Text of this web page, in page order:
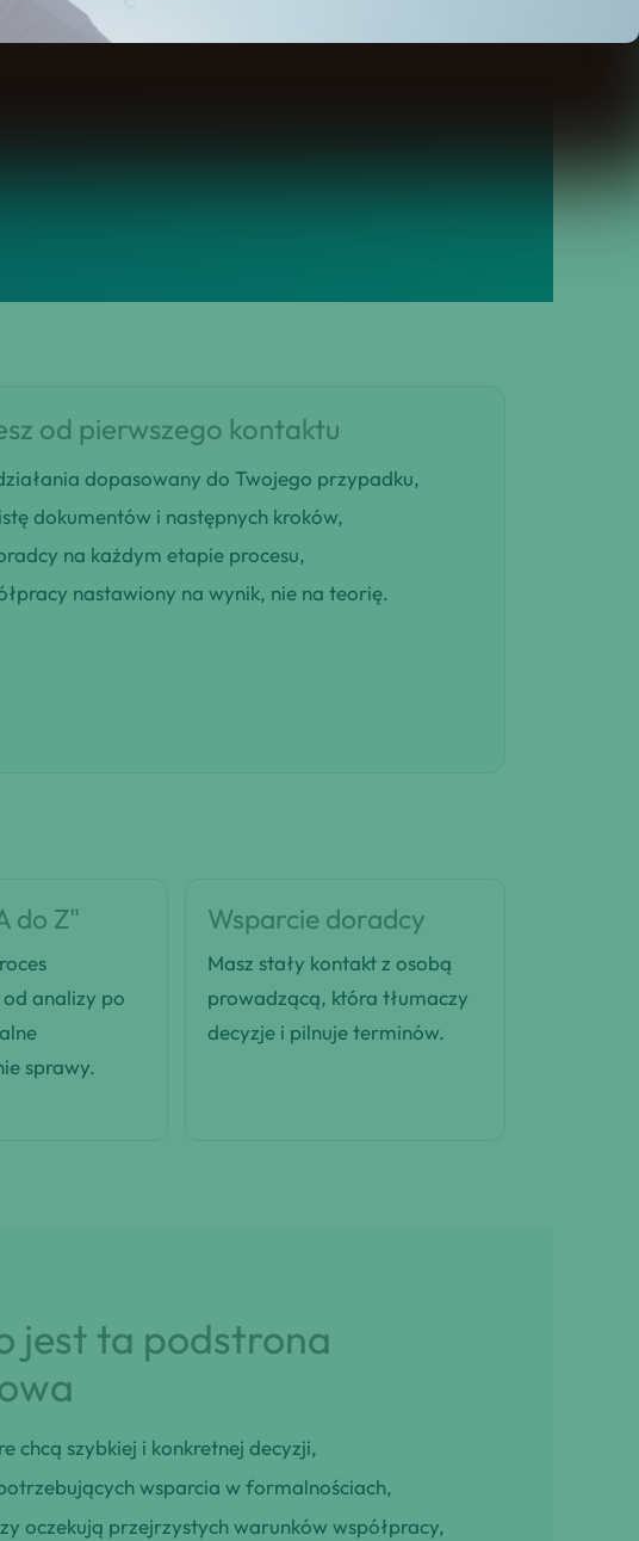
od pierwszego kontaktu
dopasowany do Twojego przypadku,
dokumentów i następnych kroków,
na każdym etapie procesu,
nastawiony na wynik, nie na teorię.
do Z"
analizy po
sprawy.
Wsparcie doradcy
Masz stały kontakt z osobą
prowadzącą, która tłumaczy
decyzje i pilnuje terminów.
jest ta podstrona
chcą szybkiej i konkretnej decyzji,
wsparcia w formalnościach,
oczekują przejrzystych warunków współpracy,